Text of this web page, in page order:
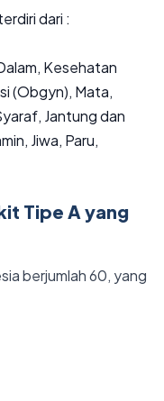
dari :
Kesehatan
(Obgyn), Mata,
Jantung dan
Jiwa, Paru,
Tipe A yang
berjumlah 60, yang